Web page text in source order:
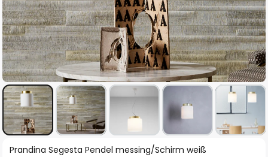
Zum
Prandina Segesta Pendel messing/Schirm weiß